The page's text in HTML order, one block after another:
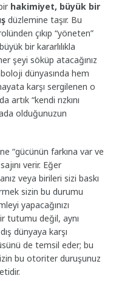
hakimiyet, büyük bir
düzlemine taşır. Bu
çıkıp “yöneten”
bir kararlılıkla
şeyi söküp atacağınız
dünyasında hem
karşı sergilenen o
“kendi rızkını
olduğunuzun
“gücünün farkına var ve
verir. Eğer
veya birileri sizi baskı
sizin bu durumu
yapacağınızı
tutumu değil, aynı
dünyaya karşı
de temsil eder; bu
bu otoriter duruşunuz